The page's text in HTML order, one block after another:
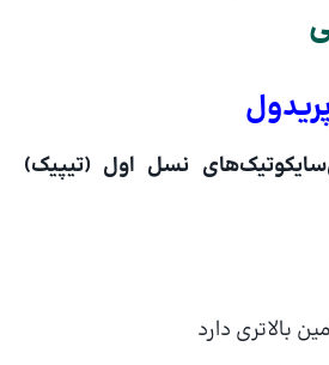
نسل اول (تیپیک)
بالاتری دارد